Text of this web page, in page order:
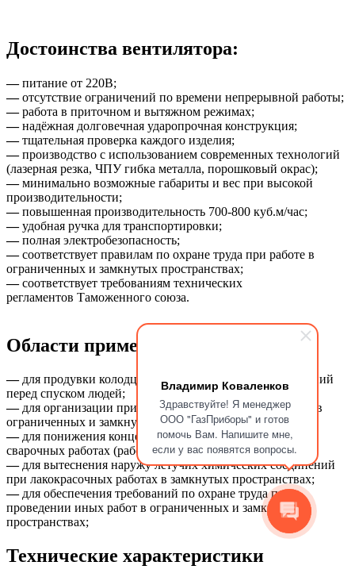
Владимир Коваленков
Здравствуйте! Я менеджер
ООО "ГазПриборы" и готов
помочь Вам. Напишите мне,
если у вас появятся вопросы.
Достоинства вентилятора:
—питание от 220В;
—отсутствие ограничений по времени непрерывной работы;
—работа в приточном и вытяжном режимах;
—надёжная долговечная ударопрочная конструкция;
—тщательная проверка каждого изделия;
—производство с использованием современных технологий
(лазерная резка, ЧПУ гибка металла, порошковый окрас);
—минимально возможные габариты и вес при высокой
производительности;
—повышенная производительность 700-800 куб.м/час;
—удобная ручка для транспортировки;
—полная электробезопасность;
—соответствует правилам по охране труда при работе в
ограниченных и замкнутых пространствах;
—соответствует требованиям технических
регламентов Таможенного союза.
Области применения:
— для продувки колодцев и других подземных сооружений
перед спуском людей;
— для организации приточной и вытяжной вентиляции в
ограниченных и замкнутых пространствах;
—для понижения концентрации продуктов горения при
сварочных работах (работа в режиме дымососа);
—для вытеснения наружу летучих химических соединений
при лакокрасочных работах в замкнутых пространствах;
—для обеспечения требований по охране труда при
проведении иных работ в ограниченных и замкнутых
пространствах;
Технические характеристики